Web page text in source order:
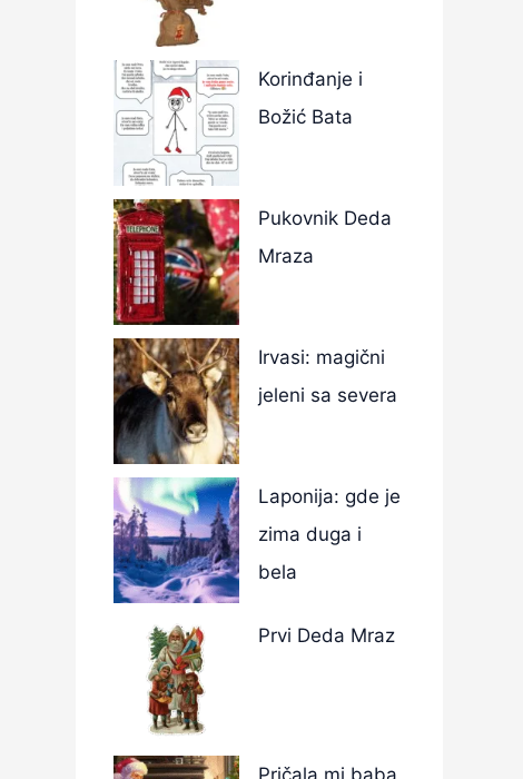
Korinđanje i
Božić Bata
Pukovnik Deda
Mraza
Irvasi: magični
jeleni sa severa
Laponija: gde je
zima duga i
bela
Prvi Deda Mraz
Pričala mi baba